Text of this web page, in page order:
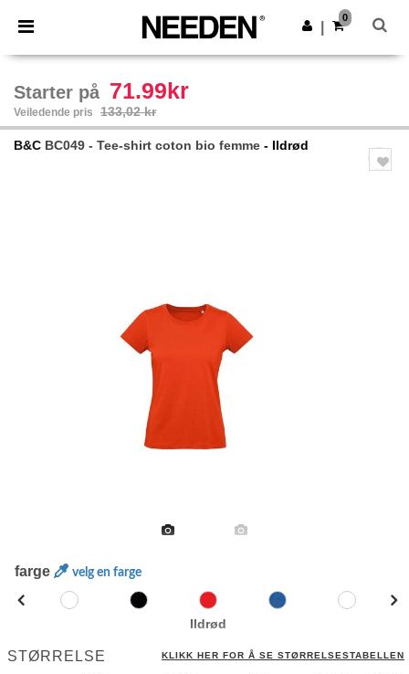
× Needen-app
Bedre priser i appen!
Last ned app
0
Starter på 71.99kr
Veiledende pris 133,02 kr
B&C BC049 - Tee-shirt coton bio femme - Ildrød
farge velg en farge
Ildrød
STØRRELSE KLIKK HER FOR Å SE STØRRELSESTABELLEN